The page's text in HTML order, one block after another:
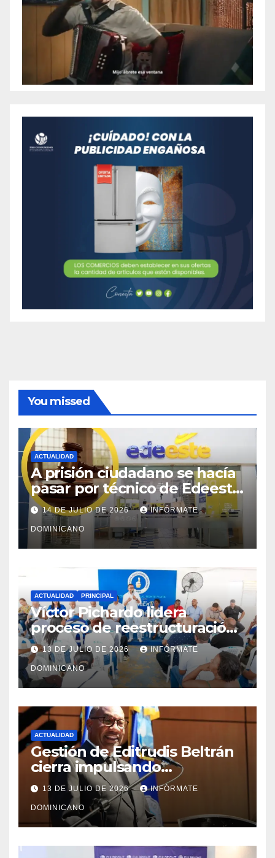
You missed
ACTUALIDAD
A prisión ciudadano se hacía
pasar por técnico de Edeeste
para estafar a dueños de
comercios
14 DE JULIO DE 2026 INFÓRMATE
DOMINICANO
ACTUALIDAD PRINCIPAL
Víctor Pichardo lidera
proceso de reestructuración
y fortalecimiento del PRM en
Monte Plata
13 DE JULIO DE 2026 INFÓRMATE
DOMINICANO
ACTUALIDAD
Gestión de Editrudis Beltrán
cierra impulsando
modernización, expansión y
transformación institucional
13 DE JULIO DE 2026 INFÓRMATE
DOMINICANO